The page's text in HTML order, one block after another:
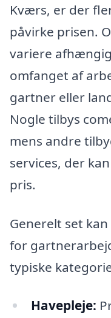
Kværs, er der
påvirke prisen.
variere
omfanget af
gartner eller
Nogle tilbys
mens andre
services, der
pris.
Generelt set
for
typiske
Havepleje: